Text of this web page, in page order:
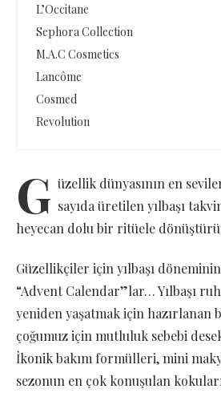
L’Occitane
Sephora Collection
M.A.C Cosmetics
Lancôme
Cosmed
Revolution
G üzellik dünyasının en
sayıda üretilen yılbaşı
heyecan dolu bir ritüele
Güzellikçiler için yılbaşı
“Advent Calendar”lar… Yılbaşı
yeniden yaşatmak için hazırlanan
çoğumuz için mutluluk sebebi
İkonik bakım formülleri, mini
sezonun en çok konuşulan